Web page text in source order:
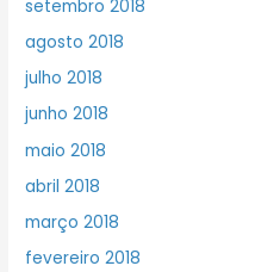
setembro 2018
agosto 2018
julho 2018
junho 2018
maio 2018
abril 2018
março 2018
fevereiro 2018